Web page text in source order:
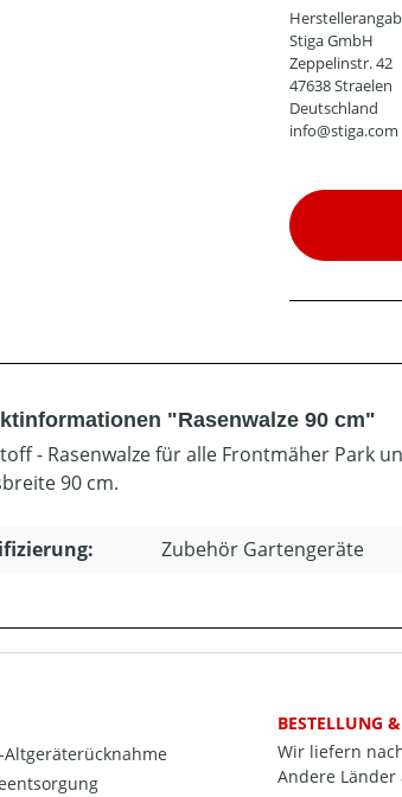
Stiga GmbH
Zeppelinstr. 42
47638 Straelen
Deutschland
info@stiga.com
"Rasenwalze 90 cm"
- Rasenwalze für alle Frontmäher Park
90 cm.
Zubehör Gartengeräte
Altgeräterücknahme
BESTELLUNG
Wir liefern
Andere Länder